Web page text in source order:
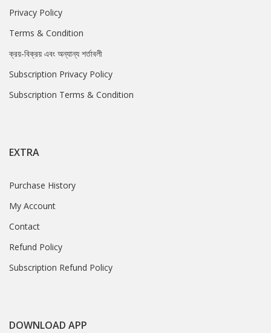
Privacy Policy
Terms & Condition
ক্রয়-বিক্রয় এবং অন্যান্য শর্তাবলী
Subscription Privacy Policy
Subscription Terms & Condition
EXTRA
Purchase History
My Account
Contact
Refund Policy
Subscription Refund Policy
DOWNLOAD APP